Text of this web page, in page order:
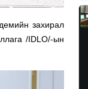
захирал
/IDLO/-ын